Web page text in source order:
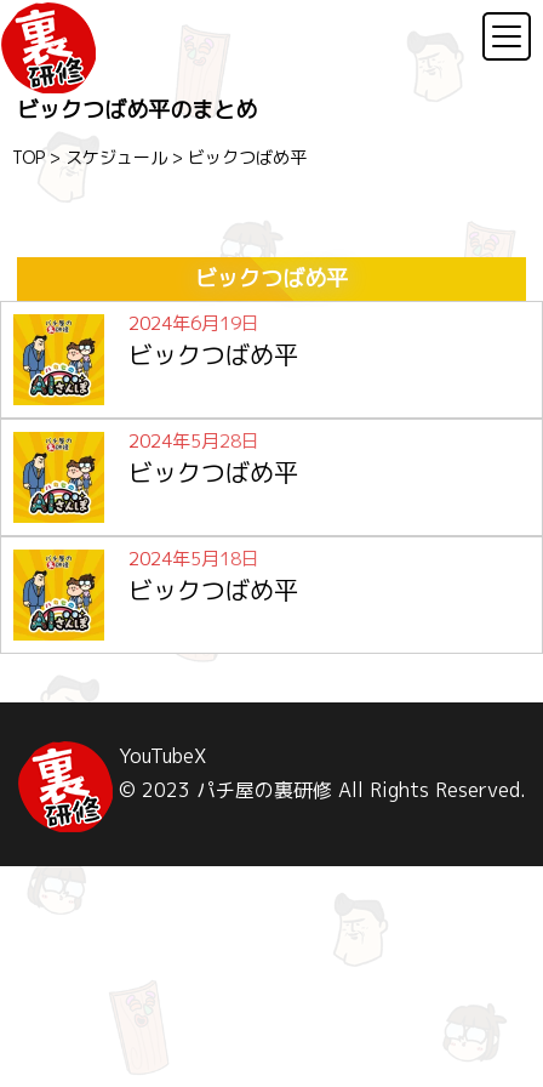
ビックつばめ平のまとめ
TOP > スケジュール > ビックつばめ平
ビックつばめ平
2024年6月19日
ビックつばめ平
2024年5月28日
ビックつばめ平
2024年5月18日
ビックつばめ平
YouTubeX
© 2023 パチ屋の裏研修 All Rights Reserved.